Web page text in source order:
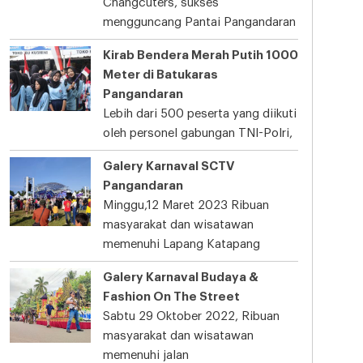
Changcuters, sukses
mengguncang Pantai Pangandaran
Kirab Bendera Merah Putih 1000
Meter di Batukaras
Pangandaran
Lebih dari 500 peserta yang diikuti
oleh personel gabungan TNI-Polri,
Galery Karnaval SCTV
Pangandaran
Minggu,12 Maret 2023 Ribuan
masyarakat dan wisatawan
memenuhi Lapang Katapang
Galery Karnaval Budaya &
Fashion On The Street
Sabtu 29 Oktober 2022, Ribuan
masyarakat dan wisatawan
memenuhi jalan